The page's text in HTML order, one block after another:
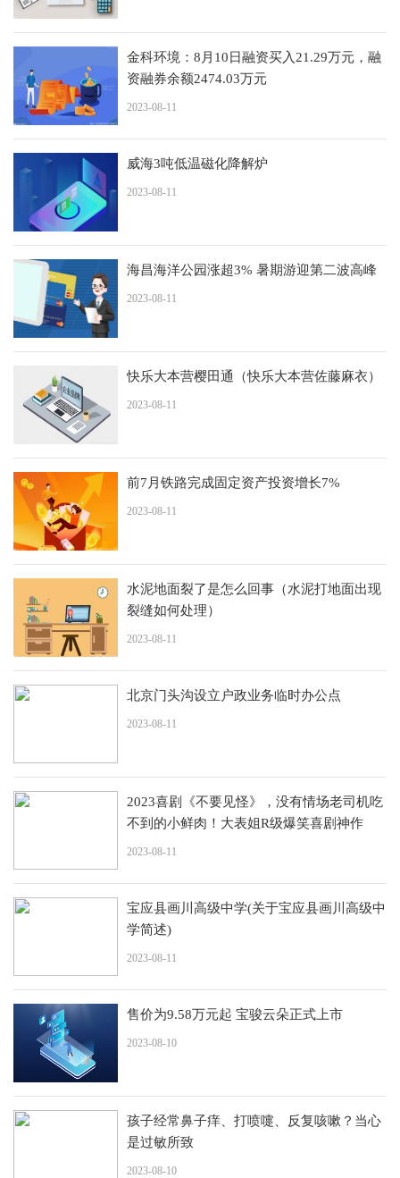
金科环境：8月10日融资买入21.29万元，融
资融券余额2474.03万元
2023-08-11
威海3吨低温磁化降解炉
2023-08-11
海昌海洋公园涨超3% 暑期游迎第二波高峰
2023-08-11
快乐大本营樱田通（快乐大本营佐藤麻衣）
2023-08-11
前7月铁路完成固定资产投资增长7%
2023-08-11
水泥地面裂了是怎么回事（水泥打地面出现
裂缝如何处理）
2023-08-11
北京门头沟设立户政业务临时办公点
2023-08-11
2023喜剧《不要见怪》，没有情场老司机吃
不到的小鲜肉！大表姐R级爆笑喜剧神作
2023-08-11
宝应县画川高级中学(关于宝应县画川高级中
学简述)
2023-08-11
售价为9.58万元起 宝骏云朵正式上市
2023-08-10
孩子经常鼻子痒、打喷嚏、反复咳嗽？当心
是过敏所致
2023-08-10